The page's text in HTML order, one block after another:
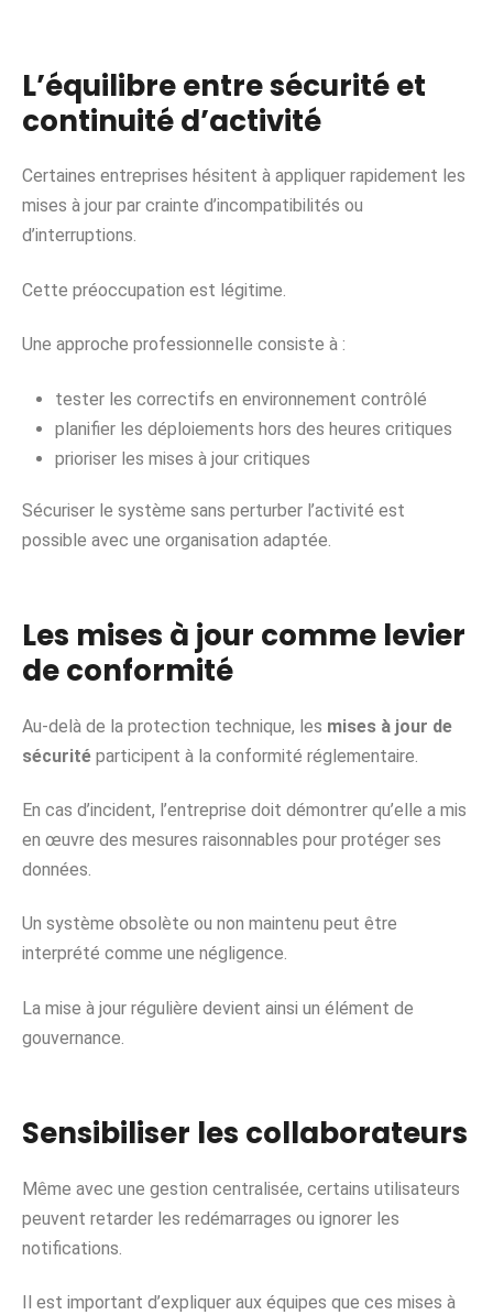
L’équilibre entre sécurité et
continuité d’activité
Certaines entreprises hésitent à appliquer rapidement les
mises à jour par crainte d’incompatibilités ou
d’interruptions.
Cette préoccupation est légitime.
Une approche professionnelle consiste à :
tester les correctifs en environnement contrôlé
planifier les déploiements hors des heures critiques
prioriser les mises à jour critiques
Sécuriser le système sans perturber l’activité est
possible avec une organisation adaptée.
Les mises à jour comme levier
de conformité
Au-delà de la protection technique, les mises à jour de
sécurité participent à la conformité réglementaire.
En cas d’incident, l’entreprise doit démontrer qu’elle a mis
en œuvre des mesures raisonnables pour protéger ses
données.
Un système obsolète ou non maintenu peut être
interprété comme une négligence.
La mise à jour régulière devient ainsi un élément de
gouvernance.
Sensibiliser les collaborateurs
Même avec une gestion centralisée, certains utilisateurs
peuvent retarder les redémarrages ou ignorer les
notifications.
Il est important d’expliquer aux équipes que ces mises à